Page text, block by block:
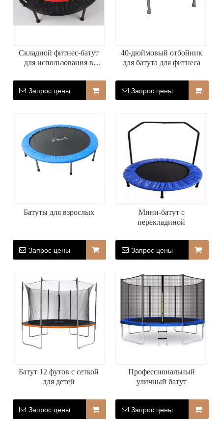
Складной фитнес-батут
для использования в
Запрос цены
40-дюймовый отбойник
для батута для фитнеса
Запрос цены
Батуты для взрослых
Запрос цены
Мини-батут с
перекладиной
Запрос цены
Батут 12 футов с сеткой
для детей
Запрос цены
Профессиональный
уличный батут
Запрос цены